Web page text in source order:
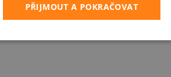
PŘIJMOUT A POKRAČOVAT